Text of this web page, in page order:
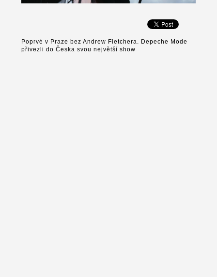
Poprvé v Praze bez Andrew Fletchera. Depeche Mode
přivezli do Česka svou největší show